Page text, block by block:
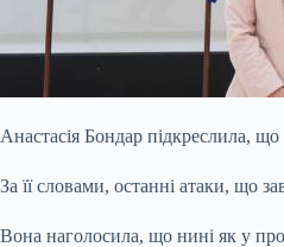
Анастасія Бондар підкреслила,
За її словами, останні атаки, що
Вона наголосила, що нині як у